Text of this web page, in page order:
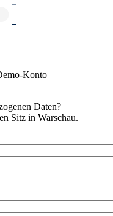
Konto
Daten?
Sitz in Warschau.